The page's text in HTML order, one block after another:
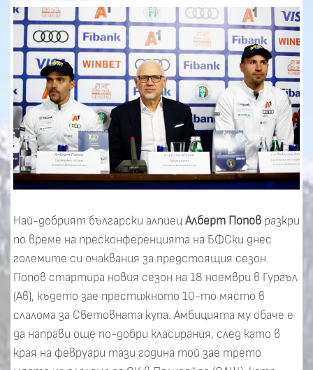
Най-добрият български алпиец Алберт Попов разкри
по време на пресконференцията на БФСки днес
големите си очаквания за предстоящия сезон.
Попов стартира новия сезон на 18 ноември в Гургъл
(Ав), където зае престижното 10-то място в
слалома за Световната купа. Амбицията му обаче е
да направи още по-добри класирания, след като в
края на февруари тази година той зае трето